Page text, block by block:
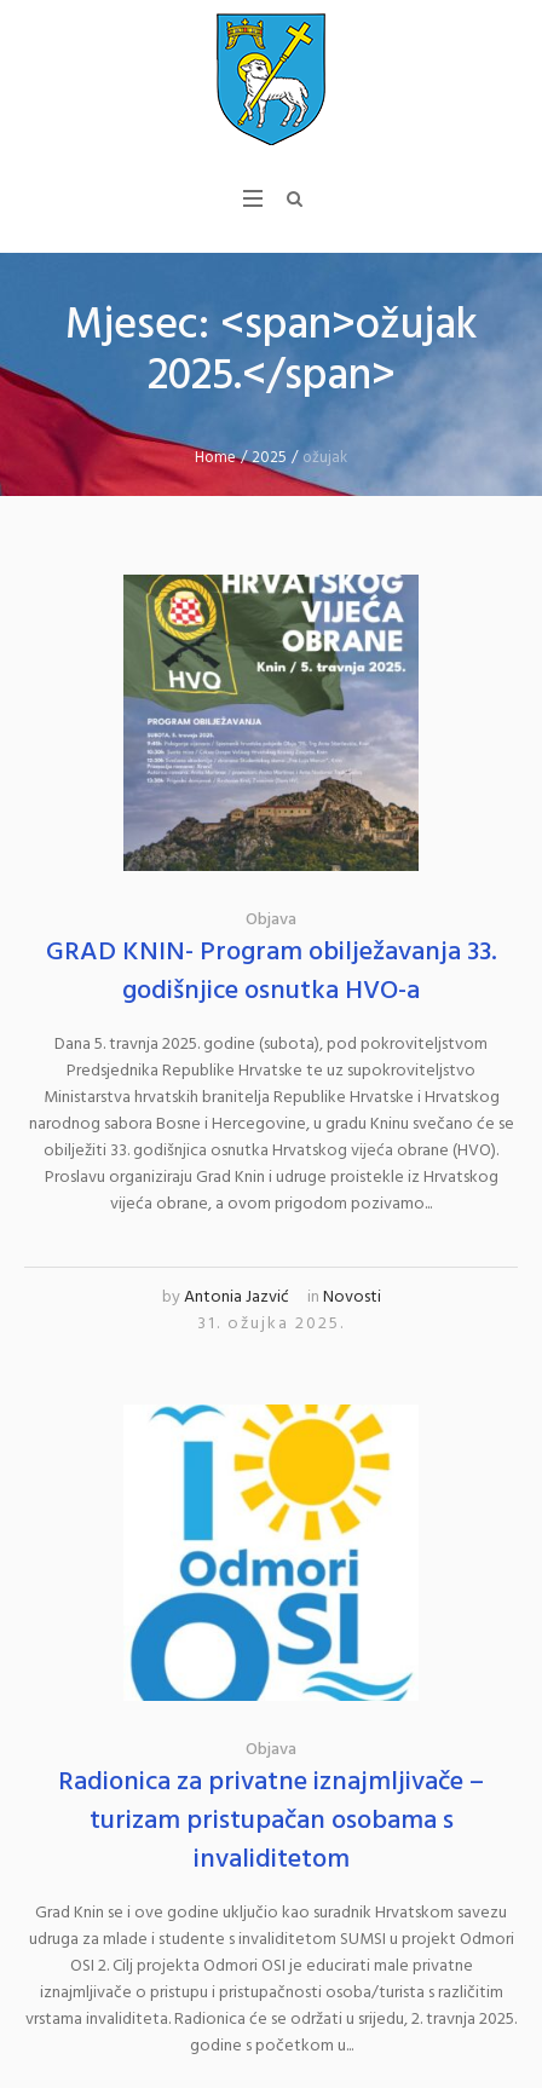
Mjesec: <span>ožujak
2025.</span>
Home/2025 /ožujak
Objava
GRAD KNIN- Program obilježavanja 33.
godišnjice osnutka HVO-a
Dana 5. travnja 2025. godine (subota), pod pokroviteljstvom
Predsjednika Republike Hrvatske te uz supokroviteljstvo
Ministarstva hrvatskih branitelja Republike Hrvatske i Hrvatskog
narodnog sabora Bosne i Hercegovine, u gradu Kninu svečano će se
obilježiti 33. godišnjica osnutka Hrvatskog vijeća obrane (HVO).
Proslavu organiziraju Grad Knin i udruge proistekle iz Hrvatskog
vijeća obrane, a ovom prigodom pozivamo...
byAntonia Jazvić inNovosti
31. ožujka 2025.
Objava
Radionica za privatne iznajmljivače –
turizam pristupačan osobama s
invaliditetom
Grad Knin se i ove godine uključio kao suradnik Hrvatskom savezu
udruga za mlade i studente s invaliditetom SUMSI u projekt Odmori
OSI 2. Cilj projekta Odmori OSI je educirati male privatne
iznajmljivače o pristupu i pristupačnosti osoba/turista s različitim
vrstama invaliditeta. Radionica će se održati u srijedu, 2. travnja 2025.
godine s početkom u...